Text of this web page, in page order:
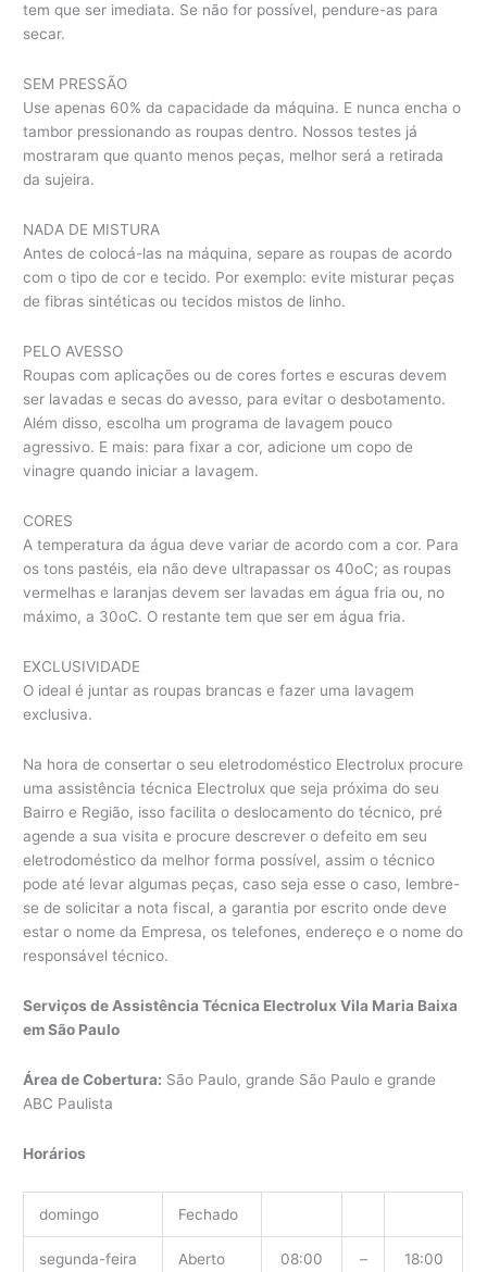
tem que ser imediata. Se não for possível, pendure-as para
secar.
SEM PRESSÃO
Use apenas 60% da capacidade da máquina. E nunca encha o
tambor pressionando as roupas dentro. Nossos testes já
mostraram que quanto menos peças, melhor será a retirada
da sujeira.
NADA DE MISTURA
Antes de colocá-las na máquina, separe as roupas de acordo
com o tipo de cor e tecido. Por exemplo: evite misturar peças
de fibras sintéticas ou tecidos mistos de linho.
PELO AVESSO
Roupas com aplicações ou de cores fortes e escuras devem
ser lavadas e secas do avesso, para evitar o desbotamento.
Além disso, escolha um programa de lavagem pouco
agressivo. E mais: para fixar a cor, adicione um copo de
vinagre quando iniciar a lavagem.
CORES
A temperatura da água deve variar de acordo com a cor. Para
os tons pastéis, ela não deve ultrapassar os 40oC; as roupas
vermelhas e laranjas devem ser lavadas em água fria ou, no
máximo, a 30oC. O restante tem que ser em água fria.
EXCLUSIVIDADE
O ideal é juntar as roupas brancas e fazer uma lavagem
exclusiva.
Na hora de consertar o seu eletrodoméstico Electrolux procure
uma assistência técnica Electrolux que seja próxima do seu
Bairro e Região, isso facilita o deslocamento do técnico, pré
agende a sua visita e procure descrever o defeito em seu
eletrodoméstico da melhor forma possível, assim o técnico
pode até levar algumas peças, caso seja esse o caso, lembre-
se de solicitar a nota fiscal, a garantia por escrito onde deve
estar o nome da Empresa, os telefones, endereço e o nome do
responsável técnico.
Serviços de Assistência Técnica Electrolux Vila Maria Baixa
em São Paulo
Área de Cobertura: São Paulo, grande São Paulo e grande
ABC Paulista
Horários
domingo Fechado
segunda-feira Aberto 08:00 – 18:00